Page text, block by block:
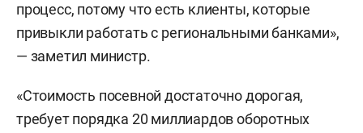
процесс, потому что есть клиенты, которые
привыкли работать с региональными банками»,
— заметил министр.
«Стоимость посевной достаточно дорогая,
требует порядка 20 миллиардов оборотных